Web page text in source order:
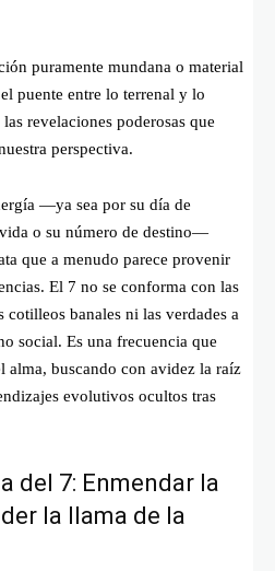
puramente mundana o material
puente entre lo terrenal y lo
revelaciones poderosas que
perspectiva.
—ya sea por su día de
o su número de destino—
que a menudo parece provenir
El 7 no se conforma con las
cotilleos banales ni las verdades a
social. Es una frecuencia que
alma, buscando con avidez la raíz
evolutivos ocultos tras
del 7: Enmendar la
la llama de la